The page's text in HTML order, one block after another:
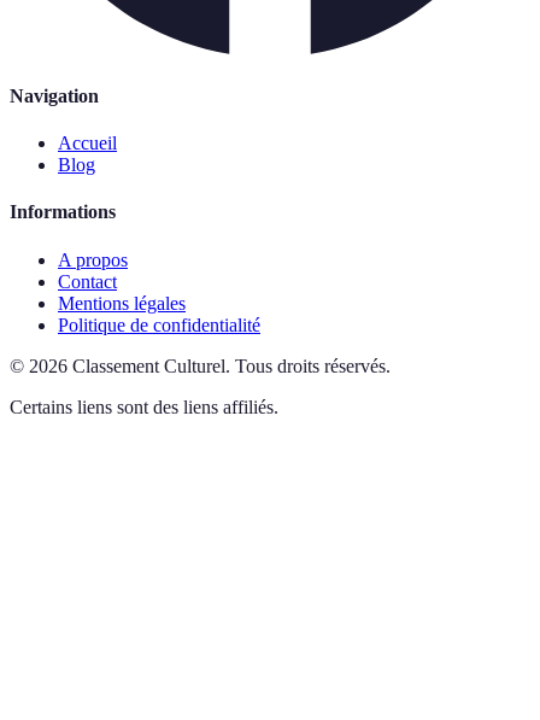
Navigation
Accueil
Blog
Informations
A propos
Contact
Mentions légales
Politique de confidentialité
© 2026 Classement Culturel. Tous droits réservés.
Certains liens sont des liens affiliés.